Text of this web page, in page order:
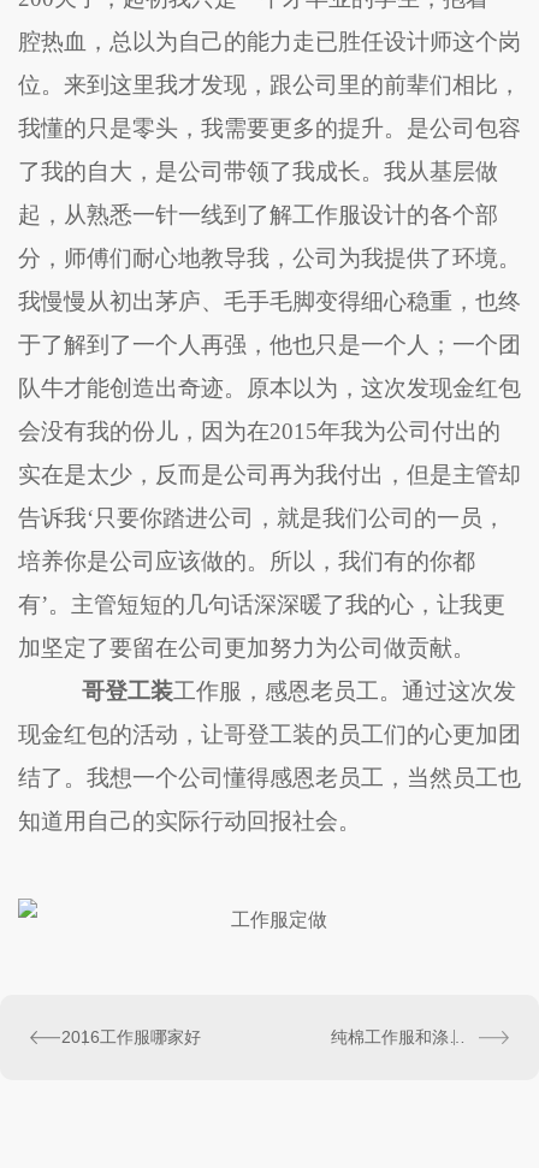
腔热血，总以为自己的能力走已胜任设计师这个岗
位。来到这里我才发现，跟公司里的前辈们相比，
我懂的只是零头，我需要更多的提升。是公司包容
了我的自大，是公司带领了我成长。我从基层做
起，从熟悉一针一线到了解工作服设计的各个部
分，师傅们耐心地教导我，公司为我提供了环境。
我慢慢从初出茅庐、毛手毛脚变得细心稳重，也终
于了解到了一个人再强，他也只是一个人；一个团
队牛才能创造出奇迹。原本以为，这次发现金红包
会没有我的份儿，因为在2015年我为公司付出的
实在是太少，反而是公司再为我付出，但是主管却
告诉我‘只要你踏进公司，就是我们公司的一员，
培养你是公司应该做的。所以，我们有的你都
有’。主管短短的几句话深深暖了我的心，让我更
加坚定了要留在公司更加努力为公司做贡献。
哥登工装工作服，感恩老员工。通过这次发
现金红包的活动，让哥登工装的员工们的心更加团
结了。我想一个公司懂得感恩老员工，当然员工也
知道用自己的实际行动回报社会。
2016工作服哪家好